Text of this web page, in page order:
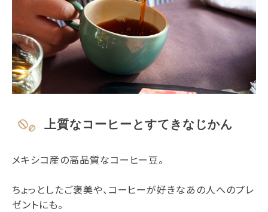
上質なコーヒーとすてきなじかん
メキシコ産の高品質なコーヒー豆。
ちょっとしたご褒美や、コーヒーが好きなあの人へのプレ
ゼントにも。